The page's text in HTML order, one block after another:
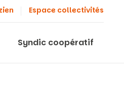
Espace collectivités
Syndic coopératif